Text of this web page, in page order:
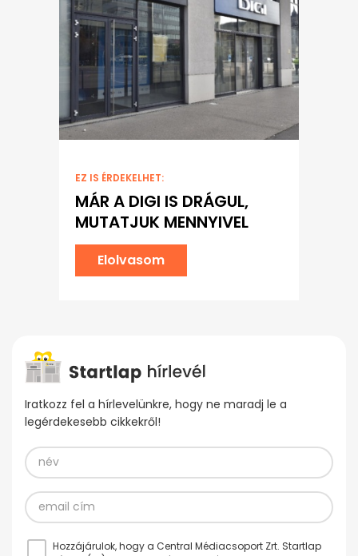
EZ IS ÉRDEKELHET:
MÁR A DIGI IS DRÁGUL,
MUTATJUK MENNYIVEL
Elolvasom
Iratkozz fel a hírlevelünkre, hogy ne maradj le a
legérdekesebb cikkekről!
Hozzájárulok, hogy a Central Médiacsoport Zrt. Startlap